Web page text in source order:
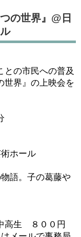
の世界』@日
との市民への普及
世界』の上映会を
ホール
語。子の葛藤や
高生 ８００円